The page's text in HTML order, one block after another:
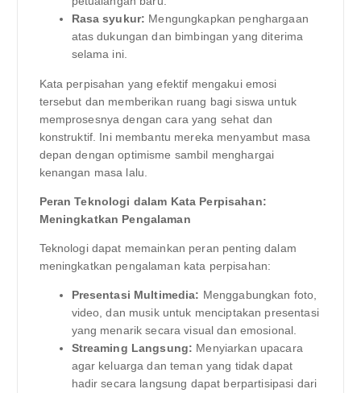
Rasa syukur: Mengungkapkan penghargaan
atas dukungan dan bimbingan yang diterima
selama ini.
Kata perpisahan yang efektif mengakui emosi
tersebut dan memberikan ruang bagi siswa untuk
memprosesnya dengan cara yang sehat dan
konstruktif. Ini membantu mereka menyambut masa
depan dengan optimisme sambil menghargai
kenangan masa lalu.
Peran Teknologi dalam Kata Perpisahan:
Meningkatkan Pengalaman
Teknologi dapat memainkan peran penting dalam
meningkatkan pengalaman kata perpisahan:
Presentasi Multimedia: Menggabungkan foto,
video, dan musik untuk menciptakan presentasi
yang menarik secara visual dan emosional.
Streaming Langsung: Menyiarkan upacara
agar keluarga dan teman yang tidak dapat
hadir secara langsung dapat berpartisipasi dari